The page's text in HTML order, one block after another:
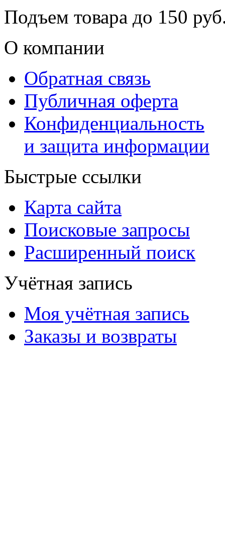
Подъем товара до 150
О компании
Обратная связь
Публичная оферта
Конфиденциальность
и защита информации
Быстрые ссылки
Карта сайта
Поисковые запросы
Расширенный поиск
Учётная запись
Моя учётная запись
Заказы и возвраты